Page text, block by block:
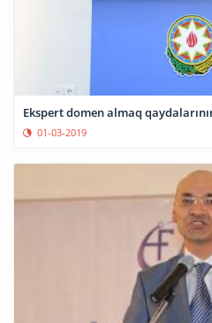
Ekspert domen almaq
01-03-2019